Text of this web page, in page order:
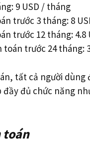
9 USD / tháng
trước 3 tháng: 8
trước 12 tháng: 4.8
toán trước 24 tháng:
tất cả người dùng
đủ chức năng
toán